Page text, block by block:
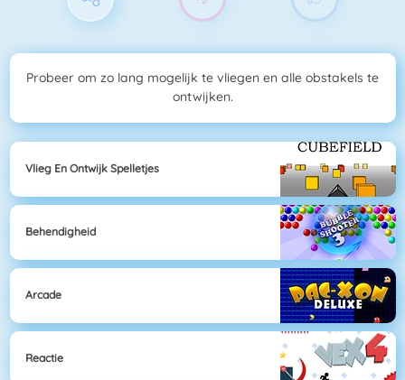
Probeer om zo lang mogelijk te vliegen en alle obstakels te
ontwijken.
Vlieg En Ontwijk Spelletjes
Behendigheid
Arcade
Reactie